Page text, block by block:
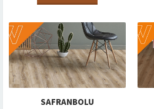
SAFRANBOLU